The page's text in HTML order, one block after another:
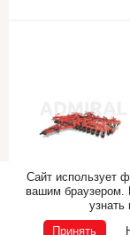
Тяжелая
складная
ADMIRAL
Сайт использует
вашим браузером.
узнать
Принять